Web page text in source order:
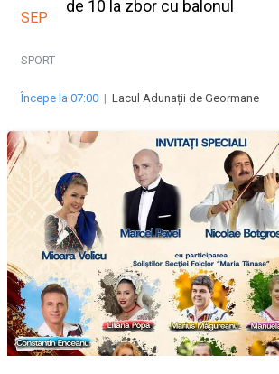
SEP
de 10 la zbor cu balonul
SPORT
Începe la 07:00 | Lacul Adunații de Geormane